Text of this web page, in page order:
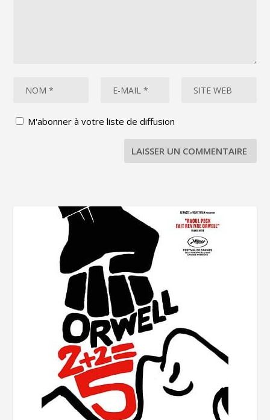
M'abonner à votre liste de diffusion